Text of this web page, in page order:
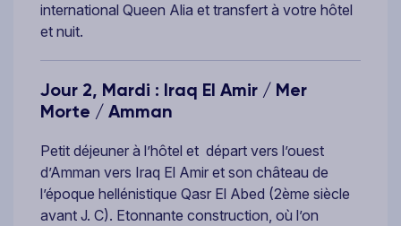
international Queen Alia et transfert à votre hôtel
et nuit.
Jour 2, Mardi : Iraq El Amir / Mer
Morte / Amman
Petit déjeuner à l’hôtel et départ vers l’ouest
d’Amman vers Iraq El Amir et son château de
l’époque hellénistique Qasr El Abed (2ème siècle
avant J. C). Etonnante construction, où l’on